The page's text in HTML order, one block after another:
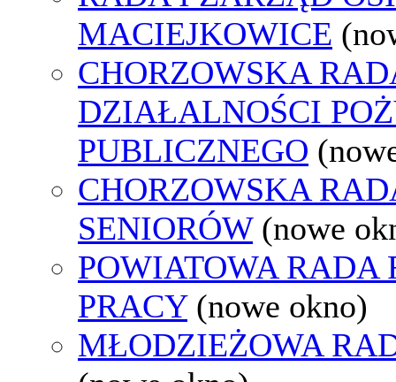
MACIEJKOWICE
CHORZOWSKA
DZIAŁALNOŚCI
PUBLICZNEGO
CHORZOWSKA
SENIORÓW (nowe
POWIATOWA RADA
PRACY (nowe okno)
MŁODZIEŻOWA